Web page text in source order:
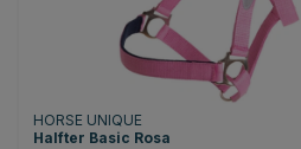
HORSE UNIQUE
Halfter Basic Rosa